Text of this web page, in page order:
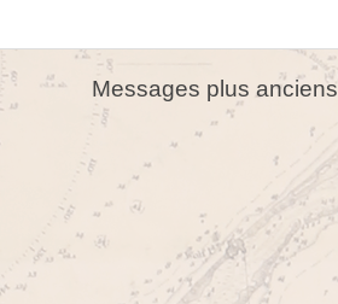
Messages plus anciens